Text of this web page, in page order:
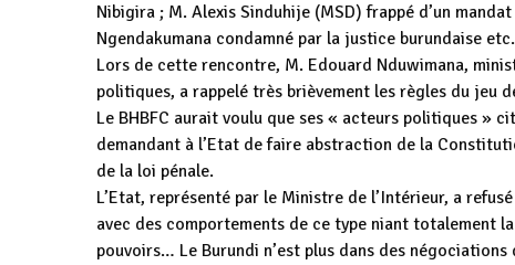
Nibigira ; M. Alexis Sinduhije (MSD) frappé d’un
Ngendakumana condamné par la justice burundaise etc.
Lors de cette rencontre, M. Edouard Nduwimana,
politiques, a rappelé très brièvement les règles du jeu
Le BHBFC aurait voulu que ses « acteurs politiques »
demandant à l’Etat de faire abstraction de la
de la loi pénale.
L’Etat, représenté par le Ministre de l’Intérieur, a
avec des comportements de ce type niant totalement
pouvoirs… Le Burundi n’est plus dans des